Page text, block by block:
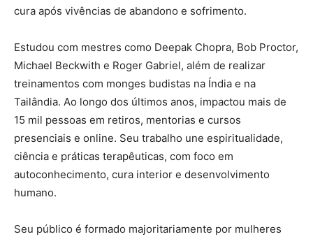
cura após vivências de abandono e sofrimento.
Estudou com mestres como Deepak Chopra, Bob Proctor,
Michael Beckwith e Roger Gabriel, além de realizar
treinamentos com monges budistas na Índia e na
Tailândia. Ao longo dos últimos anos, impactou mais de
15 mil pessoas em retiros, mentorias e cursos
presenciais e online. Seu trabalho une espiritualidade,
ciência e práticas terapêuticas, com foco em
autoconhecimento, cura interior e desenvolvimento
humano.
Seu público é formado majoritariamente por mulheres